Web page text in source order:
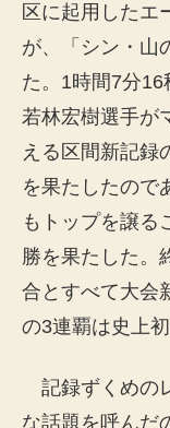
区に起用したエ
が、「シン・山
た。1時間7分
若林宏樹選手が
える区間新記録
を果たしたので
もトップを譲る
勝を果たした。
合とすべて大会
の3連覇は史上
記録ずくめの
な話題を呼んだ